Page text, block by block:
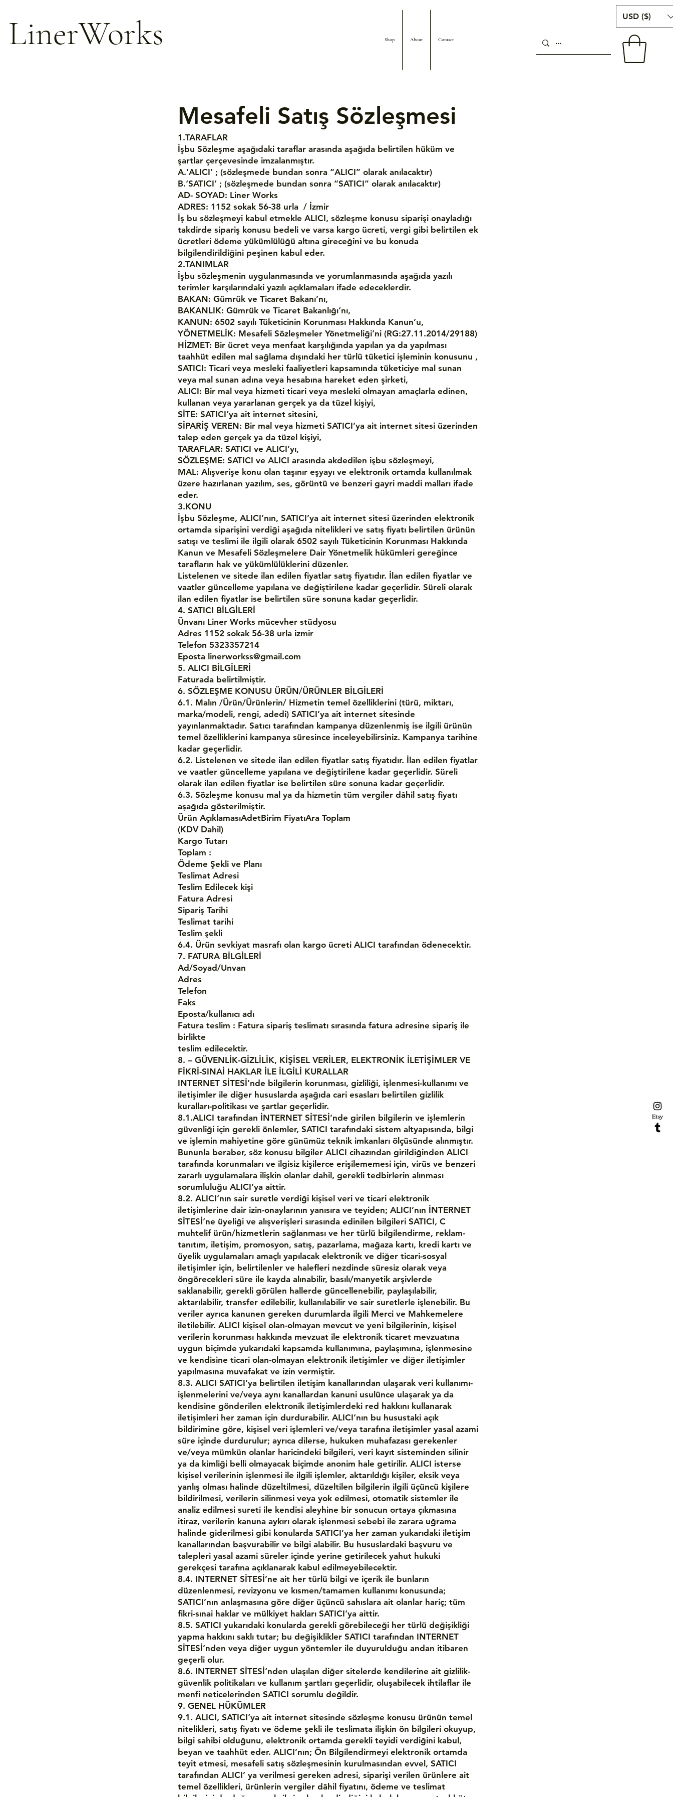
LinerWorks Shop About Contact
USD ($)
Mesafeli Satış Sözleşmesi
1.TARAFLAR
İşbu Sözleşme aşağıdaki taraflar arasında aşağıda belirtilen hüküm ve
şartlar çerçevesinde imzalanmıştır.
A.‘ALICI’ ; (sözleşmede bundan sonra “ALICI” olarak anılacaktır)
B.‘SATICI’ ; (sözleşmede bundan sonra “SATICI” olarak anılacaktır)
AD- SOYAD: Liner Works
ADRES: 1152 sokak 56-38 urla / İzmir
İş bu sözleşmeyi kabul etmekle ALICI, sözleşme konusu siparişi onayladığı
takdirde sipariş konusu bedeli ve varsa kargo ücreti, vergi gibi belirtilen ek
ücretleri ödeme yükümlülüğü altına gireceğini ve bu konuda
bilgilendirildiğini peşinen kabul eder.
2.TANIMLAR
İşbu sözleşmenin uygulanmasında ve yorumlanmasında aşağıda yazılı
terimler karşılarındaki yazılı açıklamaları ifade edeceklerdir.
BAKAN: Gümrük ve Ticaret Bakanı’nı,
BAKANLIK: Gümrük ve Ticaret Bakanlığı’nı,
KANUN: 6502 sayılı Tüketicinin Korunması Hakkında Kanun’u,
YÖNETMELİK: Mesafeli Sözleşmeler Yönetmeliği’ni (RG:27.11.2014/29188)
HİZMET: Bir ücret veya menfaat karşılığında yapılan ya da yapılması
taahhüt edilen mal sağlama dışındaki her türlü tüketici işleminin konusunu ,
SATICI: Ticari veya mesleki faaliyetleri kapsamında tüketiciye mal sunan
veya mal sunan adına veya hesabına hareket eden şirketi,
ALICI: Bir mal veya hizmeti ticari veya mesleki olmayan amaçlarla edinen,
kullanan veya yararlanan gerçek ya da tüzel kişiyi,
SİTE: SATICI’ya ait internet sitesini,
SİPARİŞ VEREN: Bir mal veya hizmeti SATICI’ya ait internet sitesi üzerinden
talep eden gerçek ya da tüzel kişiyi,
TARAFLAR: SATICI ve ALICI’yı,
SÖZLEŞME: SATICI ve ALICI arasında akdedilen işbu sözleşmeyi,
MAL: Alışverişe konu olan taşınır eşyayı ve elektronik ortamda kullanılmak
üzere hazırlanan yazılım, ses, görüntü ve benzeri gayri maddi malları ifade
eder.
3.KONU
İşbu Sözleşme, ALICI’nın, SATICI’ya ait internet sitesi üzerinden elektronik
ortamda siparişini verdiği aşağıda nitelikleri ve satış fiyatı belirtilen ürünün
satışı ve teslimi ile ilgili olarak 6502 sayılı Tüketicinin Korunması Hakkında
Kanun ve Mesafeli Sözleşmelere Dair Yönetmelik hükümleri gereğince
tarafların hak ve yükümlülüklerini düzenler.
Listelenen ve sitede ilan edilen fiyatlar satış fiyatıdır. İlan edilen fiyatlar ve
vaatler güncelleme yapılana ve değiştirilene kadar geçerlidir. Süreli olarak
ilan edilen fiyatlar ise belirtilen süre sonuna kadar geçerlidir.
4. SATICI BİLGİLERİ
Ünvanı Liner Works mücevher stüdyosu
Adres 1152 sokak 56-38 urla izmir
Telefon 5323357214
Eposta linerworkss@gmail.com
5. ALICI BİLGİLERİ
Faturada belirtilmiştir.
6. SÖZLEŞME KONUSU ÜRÜN/ÜRÜNLER BİLGİLERİ
6.1. Malın /Ürün/Ürünlerin/ Hizmetin temel özelliklerini (türü, miktarı,
marka/modeli, rengi, adedi) SATICI’ya ait internet sitesinde
yayınlanmaktadır. Satıcı tarafından kampanya düzenlenmiş ise ilgili ürünün
temel özelliklerini kampanya süresince inceleyebilirsiniz. Kampanya tarihine
kadar geçerlidir.
6.2. Listelenen ve sitede ilan edilen fiyatlar satış fiyatıdır. İlan edilen fiyatlar
ve vaatler güncelleme yapılana ve değiştirilene kadar geçerlidir. Süreli
olarak ilan edilen fiyatlar ise belirtilen süre sonuna kadar geçerlidir.
6.3. Sözleşme konusu mal ya da hizmetin tüm vergiler dâhil satış fiyatı
aşağıda gösterilmiştir.
Ürün AçıklamasıAdetBirim FiyatıAra Toplam
(KDV Dahil)
Kargo Tutarı
Toplam :
Ödeme Şekli ve Planı
Teslimat Adresi
Teslim Edilecek kişi
Fatura Adresi
Sipariş Tarihi
Teslimat tarihi
Teslim şekli
6.4. Ürün sevkiyat masrafı olan kargo ücreti ALICI tarafından ödenecektir.
7. FATURA BİLGİLERİ
Ad/Soyad/Unvan
Adres
Telefon
Faks
Eposta/kullanıcı adı
Fatura teslim : Fatura sipariş teslimatı sırasında fatura adresine sipariş ile
birlikte
teslim edilecektir.
8. – GÜVENLİK-GİZLİLİK, KİŞİSEL VERİLER, ELEKTRONİK İLETİŞİMLER VE
FİKRİ-SINAİ HAKLAR İLE İLGİLİ KURALLAR
INTERNET SİTESİ’nde bilgilerin korunması, gizliliği, işlenmesi-kullanımı ve
iletişimler ile diğer hususlarda aşağıda cari esasları belirtilen gizlilik
kuralları-politikası ve şartlar geçerlidir.
8.1.ALICI tarafından İNTERNET SİTESİ’nde girilen bilgilerin ve işlemlerin
güvenliği için gerekli önlemler, SATICI tarafındaki sistem altyapısında, bilgi
ve işlemin mahiyetine göre günümüz teknik imkanları ölçüsünde alınmıştır.
Bununla beraber, söz konusu bilgiler ALICI cihazından girildiğinden ALICI
tarafında korunmaları ve ilgisiz kişilerce erişilememesi için, virüs ve benzeri
zararlı uygulamalara ilişkin olanlar dahil, gerekli tedbirlerin alınması
sorumluluğu ALICI’ya aittir.
8.2. ALICI’nın sair suretle verdiği kişisel veri ve ticari elektronik
iletişimlerine dair izin-onaylarının yanısıra ve teyiden; ALICI’nın İNTERNET
SİTESİ’ne üyeliği ve alışverişleri sırasında edinilen bilgileri SATICI, C
muhtelif ürün/hizmetlerin sağlanması ve her türlü bilgilendirme, reklam-
tanıtım, iletişim, promosyon, satış, pazarlama, mağaza kartı, kredi kartı ve
üyelik uygulamaları amaçlı yapılacak elektronik ve diğer ticari-sosyal
iletişimler için, belirtilenler ve halefleri nezdinde süresiz olarak veya
öngörecekleri süre ile kayda alınabilir, basılı/manyetik arşivlerde
saklanabilir, gerekli görülen hallerde güncellenebilir, paylaşılabilir,
aktarılabilir, transfer edilebilir, kullanılabilir ve sair suretlerle işlenebilir. Bu
veriler ayrıca kanunen gereken durumlarda ilgili Merci ve Mahkemelere
iletilebilir. ALICI kişisel olan-olmayan mevcut ve yeni bilgilerinin, kişisel
verilerin korunması hakkında mevzuat ile elektronik ticaret mevzuatına
uygun biçimde yukarıdaki kapsamda kullanımına, paylaşımına, işlenmesine
ve kendisine ticari olan-olmayan elektronik iletişimler ve diğer iletişimler
yapılmasına muvafakat ve izin vermiştir.
8.3. ALICI SATICI’ya belirtilen iletişim kanallarından ulaşarak veri kullanımı-
işlenmelerini ve/veya aynı kanallardan kanuni usulünce ulaşarak ya da
kendisine gönderilen elektronik iletişimlerdeki red hakkını kullanarak
iletişimleri her zaman için durdurabilir. ALICI’nın bu husustaki açık
bildirimine göre, kişisel veri işlemleri ve/veya tarafına iletişimler yasal azami
süre içinde durdurulur; ayrıca dilerse, hukuken muhafazası gerekenler
ve/veya mümkün olanlar haricindeki bilgileri, veri kayıt sisteminden silinir
ya da kimliği belli olmayacak biçimde anonim hale getirilir. ALICI isterse
kişisel verilerinin işlenmesi ile ilgili işlemler, aktarıldığı kişiler, eksik veya
yanlış olması halinde düzeltilmesi, düzeltilen bilgilerin ilgili üçüncü kişilere
bildirilmesi, verilerin silinmesi veya yok edilmesi, otomatik sistemler ile
analiz edilmesi sureti ile kendisi aleyhine bir sonucun ortaya çıkmasına
itiraz, verilerin kanuna aykırı olarak işlenmesi sebebi ile zarara uğrama
halinde giderilmesi gibi konularda SATICI’ya her zaman yukarıdaki iletişim
kanallarından başvurabilir ve bilgi alabilir. Bu hususlardaki başvuru ve
talepleri yasal azami süreler içinde yerine getirilecek yahut hukuki
gerekçesi tarafına açıklanarak kabul edilmeyebilecektir.
8.4. INTERNET SİTESİ’ne ait her türlü bilgi ve içerik ile bunların
düzenlenmesi, revizyonu ve kısmen/tamamen kullanımı konusunda;
SATICI’nın anlaşmasına göre diğer üçüncü sahıslara ait olanlar hariç; tüm
fikri-sınai haklar ve mülkiyet hakları SATICI’ya aittir.
8.5. SATICI yukarıdaki konularda gerekli görebileceği her türlü değişikliği
yapma hakkını saklı tutar; bu değişiklikler SATICI tarafından INTERNET
SİTESİ’nden veya diğer uygun yöntemler ile duyurulduğu andan itibaren
geçerli olur.
8.6. INTERNET SİTESİ’nden ulaşılan diğer sitelerde kendilerine ait gizlilik-
güvenlik politikaları ve kullanım şartları geçerlidir, oluşabilecek ihtilaflar ile
menfi neticelerinden SATICI sorumlu değildir.
9. GENEL HÜKÜMLER
9.1. ALICI, SATICI’ya ait internet sitesinde sözleşme konusu ürünün temel
nitelikleri, satış fiyatı ve ödeme şekli ile teslimata ilişkin ön bilgileri okuyup,
bilgi sahibi olduğunu, elektronik ortamda gerekli teyidi verdiğini kabul,
beyan ve taahhüt eder. ALICI’nın; Ön Bilgilendirmeyi elektronik ortamda
teyit etmesi, mesafeli satış sözleşmesinin kurulmasından evvel, SATICI
tarafından ALICI’ ya verilmesi gereken adresi, siparişi verilen ürünlere ait
temel özellikleri, ürünlerin vergiler dâhil fiyatını, ödeme ve teslimat